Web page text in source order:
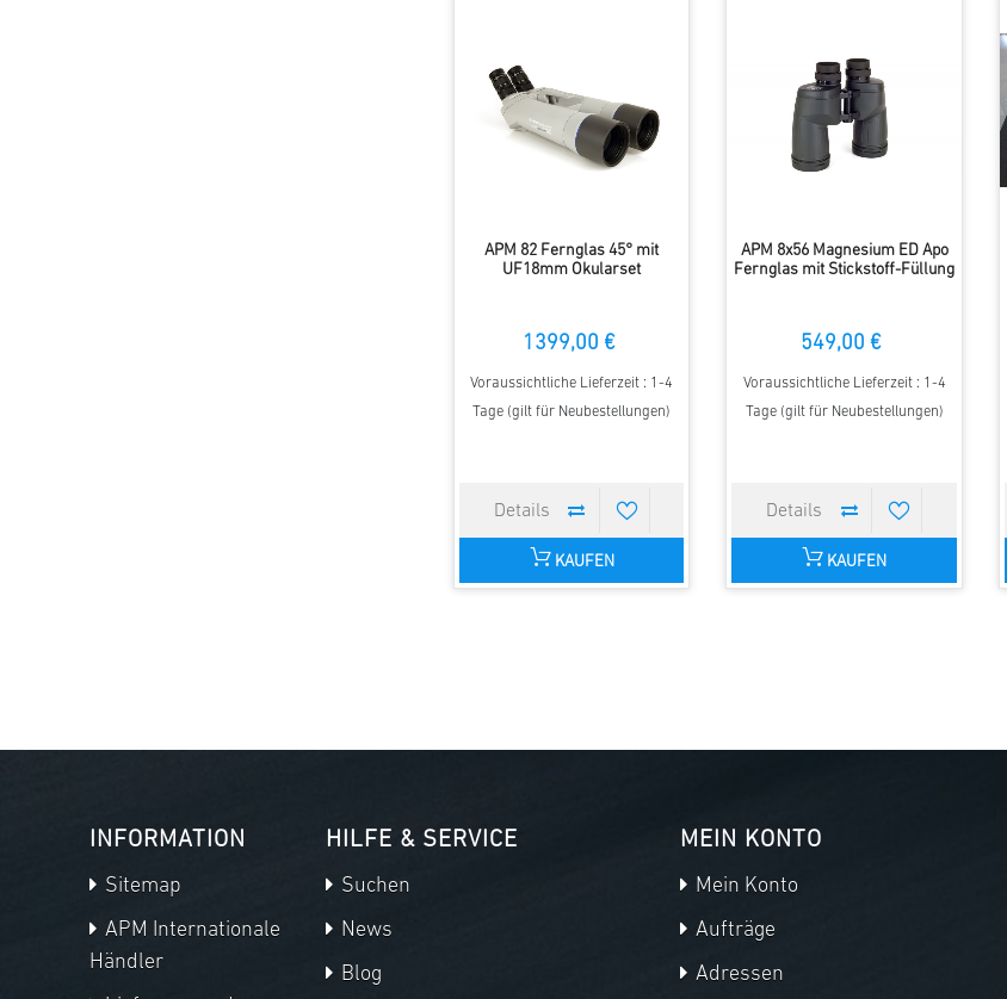
APM 82 Fernglas 45° mit
UF18mm Okularset
1399,00 €
Voraussichtliche Lieferzeit : 1-4
Tage (gilt für Neubestellungen)
KAUFEN
APM 8x56 Magnesium ED Apo
Fernglas mit Stickstoff-Füllung
549,00 €
Voraussichtliche Lieferzeit : 1-4
Tage (gilt für Neubestellungen)
KAUFEN
INFORMATION
Sitemap
APM Internationale
Händler
HILFE & SERVICE
Suchen
News
Blog
MEIN KONTO
Mein Konto
Aufträge
Adressen